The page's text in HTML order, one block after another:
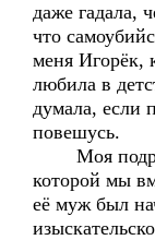
даже гадала,
что
меня Игорёк,
любила в
думала, если
повешусь.
Моя
которой мы
её муж был